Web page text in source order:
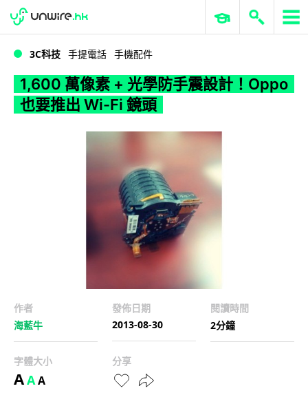
WWDC 2026 ERP 與商業 AI
3C科技 手提電話 手機配件
1,600 萬像素 + 光學防手震設計！Oppo
也要推出 Wi-Fi 鏡頭
作者
海藍牛
發佈日期
2013-08-30
閱讀時間
2分鐘
字體大小
AAA
分享